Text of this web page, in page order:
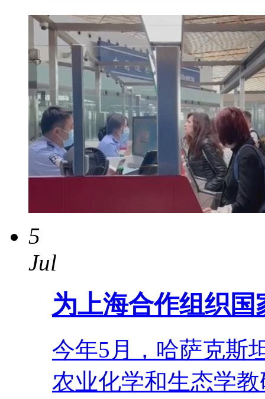
5
Jul
为上海合作组织
今年5月，哈萨克斯
农业化学和生态学